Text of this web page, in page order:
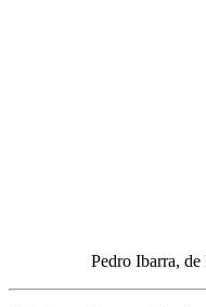
Pedro Ibarra, de